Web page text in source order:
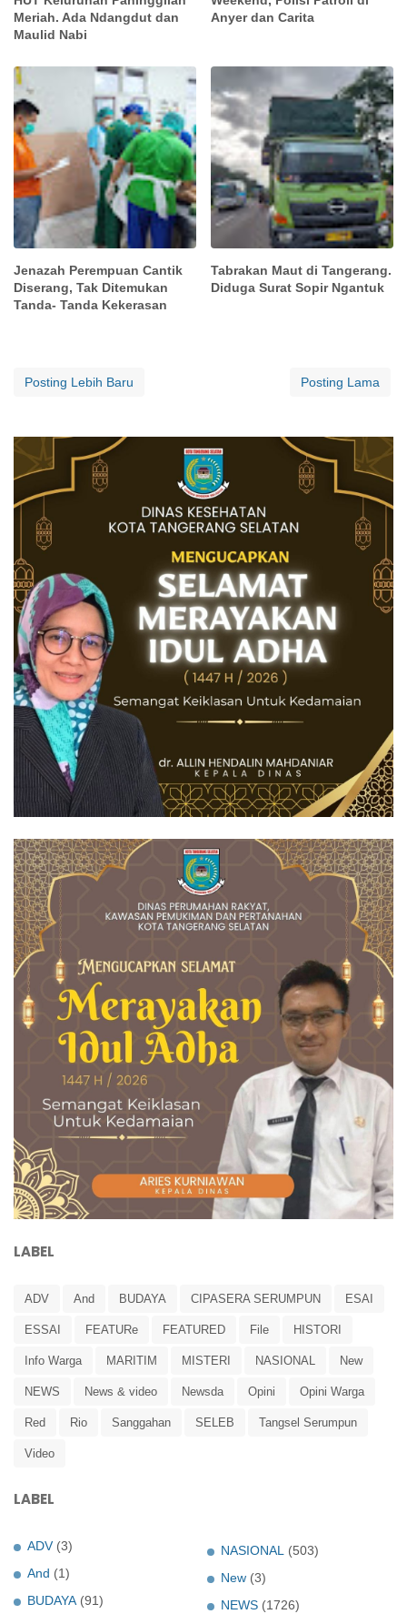
Meriah. Ada Ndangdut dan
Maulid Nabi
Anyer dan Carita
Jenazah Perempuan Cantik
Diserang, Tak Ditemukan
Tanda- Tanda Kekerasan
Tabrakan Maut di Tangerang.
Diduga Surat Sopir Ngantuk
Posting Lebih Baru Posting Lama
LABEL
ADV And BUDAYA CIPASERA SERUMPUN ESAI
ESSAI FEATURe FEATURED File HISTORI
Info Warga MARITIM MISTERI NASIONAL New
NEWS News & video Newsda Opini Opini Warga
Red Rio Sanggahan SELEB Tangsel Serumpun
Video
LABEL
ADV (3)
And (1)
BUDAYA (91)
NASIONAL (503)
New (3)
NEWS (1726)